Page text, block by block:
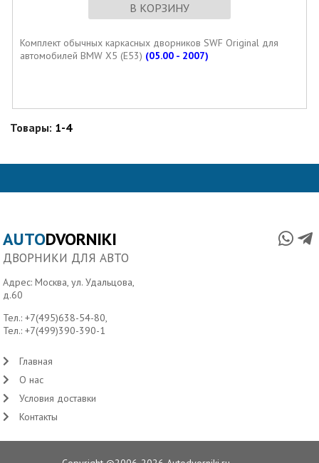
В КОРЗИНУ
Комплект обычных каркасных дворников SWF Original для
автомобилей BMW X5 (E53) (05.00 - 2007)
Товары: 1-4
AUTODVORNIKI
ДВОРНИКИ ДЛЯ АВТО
Адрес: Москва, ул. Удальцова,
д.60
Тел.:+7(495)638-54-80,
Тел.:+7(499)390-390-1
Главная
О нас
Условия доставки
Контакты